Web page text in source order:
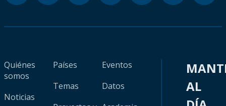
Quiénes
somos
Noticias
Países
Temas
Eventos
Datos
AL